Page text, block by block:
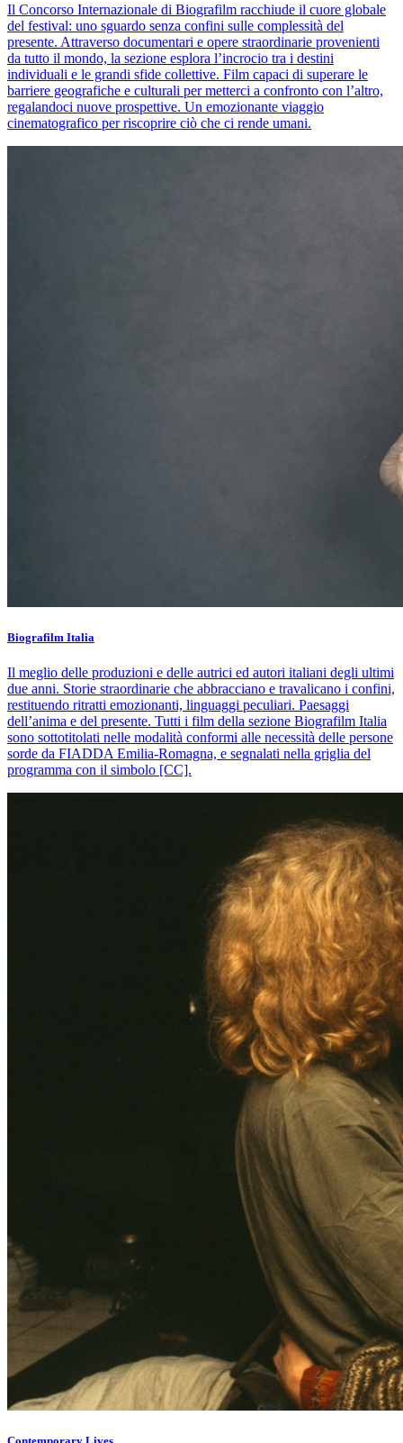
Il Concorso Internazionale di Biografilm racchiude il cuore globale
del festival: uno sguardo senza confini sulle complessità del
presente. Attraverso documentari e opere straordinarie provenienti
da tutto il mondo, la sezione esplora l’incrocio tra i destini
individuali e le grandi sfide collettive. Film capaci di superare le
barriere geografiche e culturali per metterci a confronto con l’altro,
regalandoci nuove prospettive. Un emozionante viaggio
cinematografico per riscoprire ciò che ci rende umani.
Biografilm Italia
Il meglio delle produzioni e delle autrici ed autori italiani degli ultimi
due anni. Storie straordinarie che abbracciano e travalicano i confini,
restituendo ritratti emozionanti, linguaggi peculiari. Paesaggi
dell’anima e del presente. Tutti i film della sezione Biografilm Italia
sono sottotitolati nelle modalità conformi alle necessità delle persone
sorde da FIADDA Emilia-Romagna, e segnalati nella griglia del
programma con il simbolo [CC].